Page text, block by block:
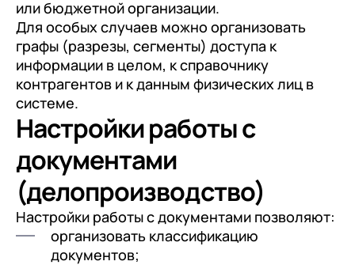
или бюджетной организации.
Для особых случаев можно организовать
графы (разрезы, сегменты) доступа к
информации в целом, к справочнику
контрагентов и к данным физических лиц в
системе.
Настройки работы с
документами
(делопроизводство)
Настройки работы с документами позволяют:
организовать классификацию
документов;